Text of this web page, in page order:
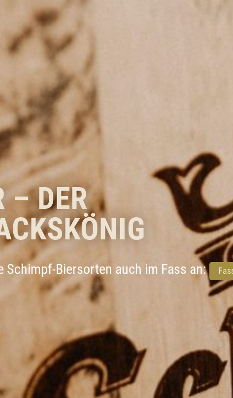
– DER
Schimpf-Biersorten auch im Fass an: